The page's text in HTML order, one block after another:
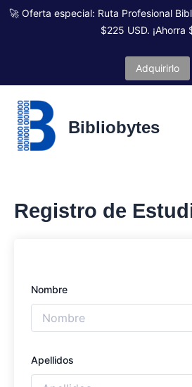
🚀 Oferta especial: Ruta Profesional
$225 USD. ¡Ahorra
Adquirirlo
Bibliobytes
Registro de
Nombre
Apellidos